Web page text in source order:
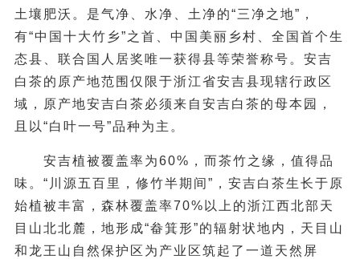
土壤肥沃。是气净、水净、土净的“三净之地”，
有“中国十大竹乡”之首、中国美丽乡村、全国首个生
态县、联合国人居奖唯一获得县等荣誉称号。安吉
白茶的原产地范围仅限于浙江省安吉县现辖行政区
域，原产地安吉白茶必须来自安吉白茶的母本园，
且以“白叶一号”品种为主。
安吉植被覆盖率为60%，而茶竹之缘，值得品
味。“川源五百里，修竹半期间”，安吉白茶生长于原
始植被丰富，森林覆盖率70%以上的浙江西北部天
目山北北麓，地形成“畚箕形”的辐射状地内，天目山
和龙王山自然保护区为产业区筑起了一道天然屏